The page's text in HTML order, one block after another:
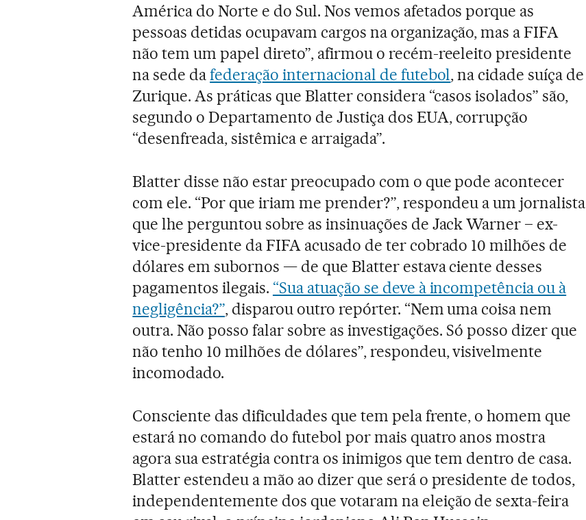
América do Norte e do Sul. Nos vemos afetados porque as
pessoas detidas ocupavam cargos na organização, mas a FIFA
não tem um papel direto”, afirmou o recém-reeleito presidente
na sede dafederação internacional de futebol, na cidade suíça de
Zurique. As práticas que Blatter considera “casos isolados” são,
segundo o Departamento de Justiça dos EUA, corrupção
“desenfreada, sistêmica e arraigada”.
Blatter disse não estar preocupado com o que pode acontecer
com ele. “Por que iriam me prender?”, respondeu a um jornalista
que lhe perguntou sobre as insinuações de Jack Warner – ex-
vice-presidente da FIFA acusado de ter cobrado 10 milhões de
dólares em subornos — de que Blatter estava ciente desses
pagamentos ilegais. “Sua atuação se deve à incompetência ou à
negligência?”, disparou outro repórter. “Nem uma coisa nem
outra. Não posso falar sobre as investigações. Só posso dizer que
não tenho 10 milhões de dólares”, respondeu, visivelmente
incomodado.
Consciente das dificuldades que tem pela frente, o homem que
estará no comando do futebol por mais quatro anos mostra
agora sua estratégia contra os inimigos que tem dentro de casa.
Blatter estendeu a mão ao dizer que será o presidente de todos,
independentemente dos que votaram na eleição de sexta-feira